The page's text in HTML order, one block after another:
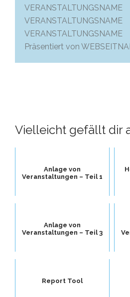
VERANSTALTUNGSNAME
VERANSTALTUNGSNAME
VERANSTALTUNGSNAME
Präsentiert von
Vielleicht gefällt dir
Anlage von
Veranstaltungen – Teil 1
Anlage von
Veranstaltungen – Teil 3
Report Tool